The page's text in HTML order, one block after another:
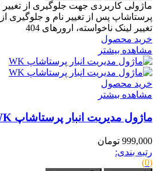
ماژولی کاربردی جهت جلوگیری از
پرستاشاپ پس از تغییر نام و جلوگیری
تغییر لینک ناخواسته، ارورهای 404
خرید محصول
مشاهده بیشتر
خرید محصول
مشاهده بیشتر
ماژول مدیریت انبار پرستاشاپ WK
999,000 تومان
رتبه بندی:
(0)